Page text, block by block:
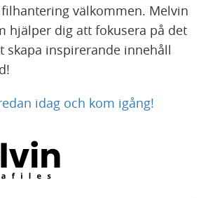
välkommen. Melvin
hjälper dig att fokusera på det
skapa inspirerande innehåll
idag och kom igång!